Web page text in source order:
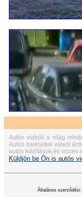
Autós videók a világ
Autós balesetek videói
autós kiállítások és vicces
Küldjön be Ön is autós
Általános szerződési